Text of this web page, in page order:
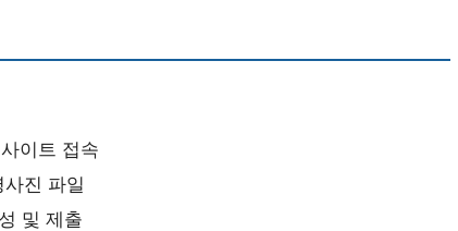
이트 접속
진 파일
및 제출